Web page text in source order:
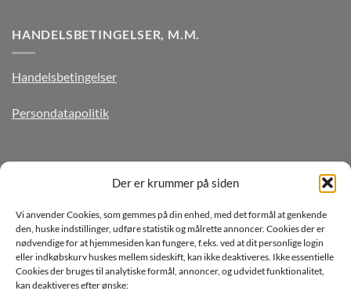
Der er krummer på siden
Vi anvender Cookies, som gemmes på din enhed, med det formål at genkende
den, huske indstillinger, udføre statistik og målrette annoncer. Cookies der er
nødvendige for at hjemmesiden kan fungere, f.eks. ved at dit personlige login
eller indkøbskurv huskes mellem sideskift, kan ikke deaktiveres. Ikke essentielle
Cookies der bruges til analytiske formål, annoncer, og udvidet funktionalitet,
kan deaktiveres efter ønske:
HANDELSBETINGELSER, M.M.
Handelsbetingelser
Persondatapolitik